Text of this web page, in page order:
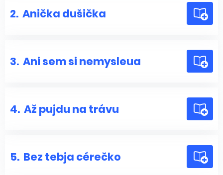
2. Anička dušička
3. Ani sem si nemysleua
4. Až pujdu na trávu
5. Bez tebja cérečko